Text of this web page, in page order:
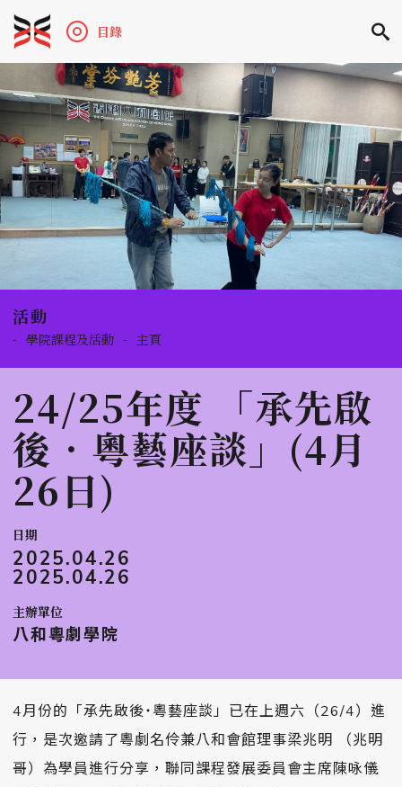
目錄
活動
- 學院課程及活動 - 主頁
24/25年度 「承先啟
後．粵藝座談」(4月
26日)
日期
2025.04.26
2025.04.26
主辦單位
八和粵劇學院
4月份的「承先啟後˙粵藝座談」已在上週六（26/4）進
行，是次邀請了粵劇名伶兼八和會館理事梁兆明 （兆明
哥）為學員進行分享，聯同課程發展委員會主席陳咏儀